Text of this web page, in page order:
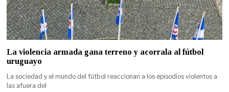
La violencia armada gana terreno y acorrala al fútbol
uruguayo
La sociedad y el mundo del fútbol reaccionan a los episodios violentos a
las afuera del